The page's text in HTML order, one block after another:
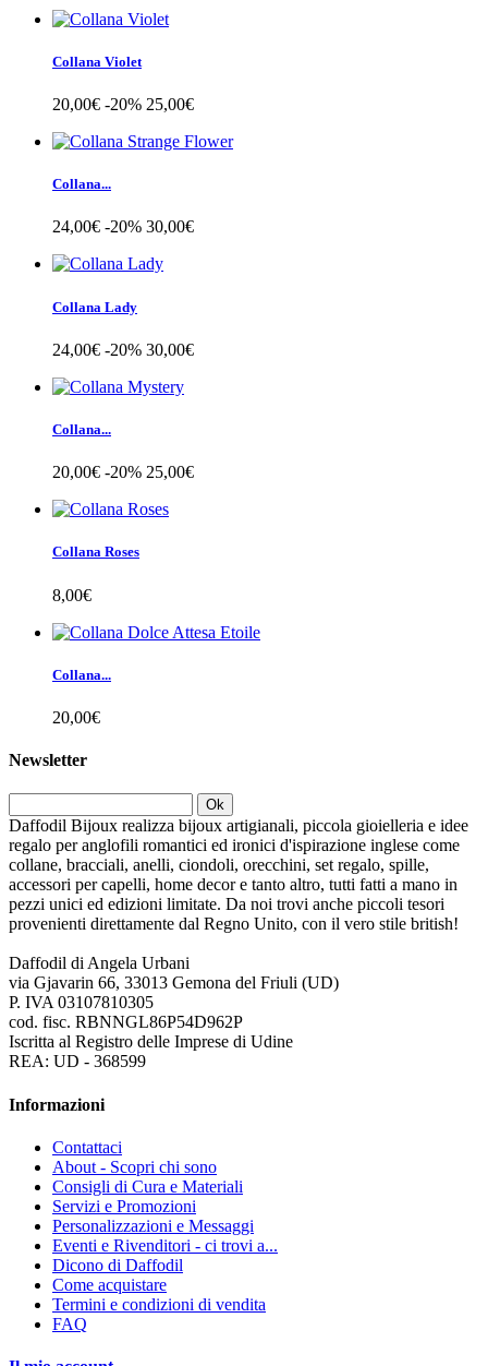
Collana Violet
20,00€ -20% 25,00€
Collana...
24,00€ -20% 30,00€
Collana Lady
24,00€ -20% 30,00€
Collana...
20,00€ -20% 25,00€
Collana Roses
8,00€
Collana...
20,00€
Newsletter
Ok
Daffodil Bijoux realizza bijoux artigianali, piccola gioielleria e idee
regalo per anglofili romantici ed ironici d'ispirazione inglese come
collane, bracciali, anelli, ciondoli, orecchini, set regalo, spille,
accessori per capelli, home decor e tanto altro, tutti fatti a mano in
pezzi unici ed edizioni limitate. Da noi trovi anche piccoli tesori
provenienti direttamente dal Regno Unito, con il vero stile british!
Daffodil di Angela Urbani
via Gjavarin 66, 33013 Gemona del Friuli (UD)
P. IVA 03107810305
cod. fisc. RBNNGL86P54D962P
Iscritta al Registro delle Imprese di Udine
REA: UD - 368599
Informazioni
Contattaci
About - Scopri chi sono
Consigli di Cura e Materiali
Servizi e Promozioni
Personalizzazioni e Messaggi
Eventi e Rivenditori - ci trovi a...
Dicono di Daffodil
Come acquistare
Termini e condizioni di vendita
FAQ